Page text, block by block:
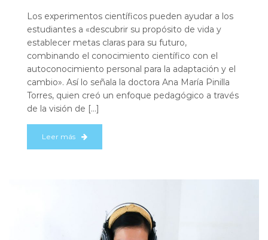
Los experimentos científicos pueden ayudar a los
estudiantes a «descubrir su propósito de vida y
establecer metas claras para su futuro,
combinando el conocimiento científico con el
autoconocimiento personal para la adaptación y el
cambio». Así lo señala la doctora Ana María Pinilla
Torres, quien creó un enfoque pedagógico a través
de la visión de […]
Leer más